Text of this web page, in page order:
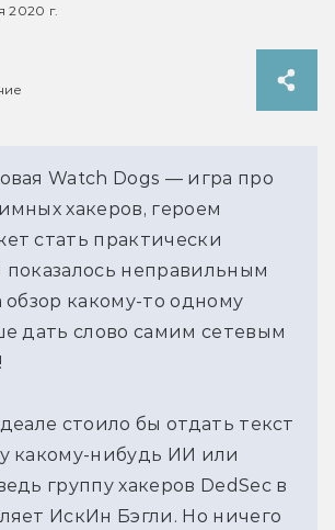
2020 г.
Watch Dogs — игра про
хакеров, героем
стать практически
неправильным
обзор какому-то одному
дать слово самим сетевым
стоило бы отдать текст
какому-нибудь ИИ или
группу хакеров DedSec в
ИскИн Бэгли. Но ничего